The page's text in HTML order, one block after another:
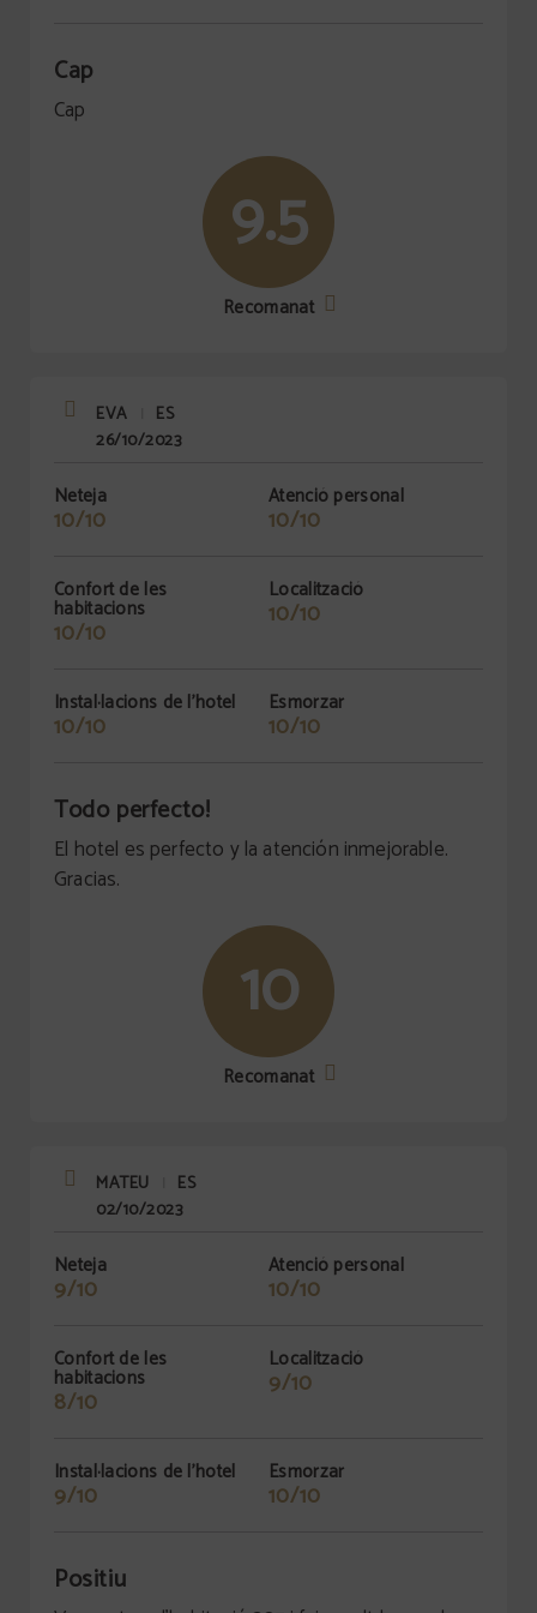
Cap
Cap
9.5
Recomanat
EVA
ES
26/10/2023
Neteja
10/10
Atenció personal
10/10
Confort de les
habitacions
10/10
Localització
10/10
Instal·lacions de l'hotel
10/10
Esmorzar
10/10
Todo perfecto!
El hotel es perfecto y la atención inmejorable.
Gracias.
10
Recomanat
MATEU
ES
02/10/2023
Neteja
9/10
Atenció personal
10/10
Confort de les
habitacions
8/10
Localització
9/10
Instal·lacions de l'hotel
9/10
Esmorzar
10/10
Positiu